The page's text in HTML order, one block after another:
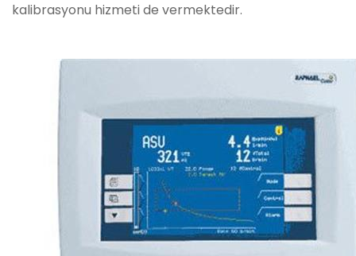
kalibrasyonu hizmeti de vermektedir.